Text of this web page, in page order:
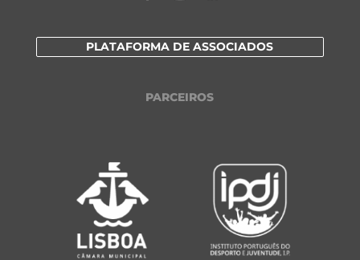
PLATAFORMA DE ASSOCIADOS
PARCEIROS